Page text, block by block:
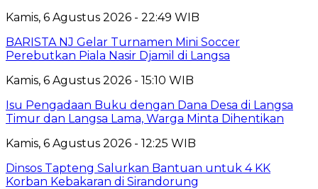
Kamis, 6 Agustus 2026 - 22:49 WIB
BARISTA NJ Gelar Turnamen Mini Soccer
Perebutkan Piala Nasir Djamil di Langsa
Kamis, 6 Agustus 2026 - 15:10 WIB
Isu Pengadaan Buku dengan Dana Desa di Langsa
Timur dan Langsa Lama, Warga Minta Dihentikan
Kamis, 6 Agustus 2026 - 12:25 WIB
Dinsos Tapteng Salurkan Bantuan untuk 4 KK
Korban Kebakaran di Sirandorung